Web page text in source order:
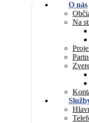
O nás
Na